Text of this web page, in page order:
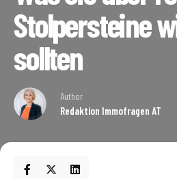
Stolpersteine
sollten
Author
Redaktion Immofragen AT